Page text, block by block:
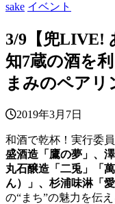
sake イベント
3/9【兜LIVE!
知7蔵の酒を
まみのペアリ
2019年3月7日
和酒で乾杯！実行委員
盛酒造「鷹の夢」、
丸石醸造「二兎」「
ん）」、杉浦味淋「
の“まち”の魅力を伝